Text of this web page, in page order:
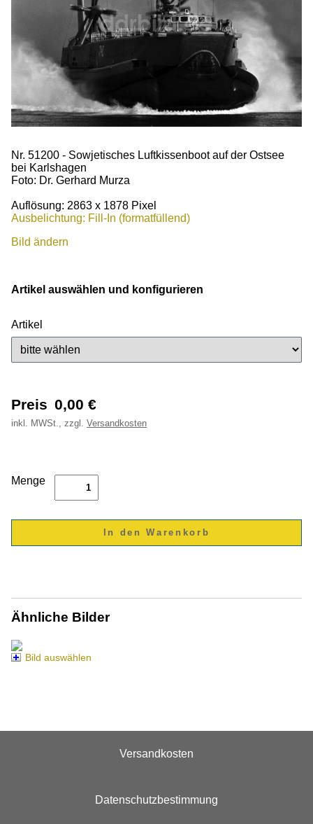
Nr. 51200 - Sowjetisches Luftkissenboot auf der Ostsee
bei Karlshagen
Foto: Dr. Gerhard Murza
Auflösung: 2863 x 1878 Pixel
Ausbelichtung: Fill-In (formatfüllend)
Bild ändern
Artikel auswählen und konfigurieren
Artikel
Preis 0,00 €
inkl. MWSt., zzgl. Versandkosten
Menge
Ähnliche Bilder
Bild auswählen
Versandkosten
Datenschutzbestimmung